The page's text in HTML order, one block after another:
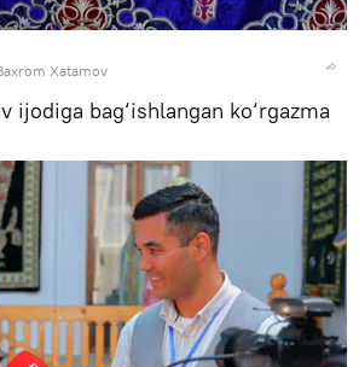
Xatamov
ijodiga bag‘ishlangan ko‘rgazma